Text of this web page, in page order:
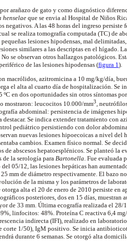
arañazo de gato y como diagnóstico
henselae que se envia al Hospital de Niños
negativos. A las 48 horas del ingreso persiste
se realiza tomografía computada (TC) de
lesiones hipodensas , mal
similares a las descriptas en el hígado.
se observan otros hallazgos patológicos.
de las lesioneshipodensas (figura 1 ).
macrólidos azitromicina a 10 mg/kg/día,
el alta al cuarto día de hospitalización. Se
ºC en dos oportunidades sin otros síntomas
mostraron: leucocitos 10.000/mm3,
abdominal: persistencia de imágenes
destacar. Se indica extender tratamiento con
pediátrico persistiendo con dolor
nuevas lesiones hipoecoicas a nivel del
cambios. Examen físico normal. Se
de abscesos hepatoesplénicos. Se planteó la
de la serología para Bartonella. Fue evaluada
05/12, las lesiones hepáticas han
mm de diámetro respectivamente. El bazo
de la misma y los parámetros de
otorga alta el 20 de enero de 2010 persiste en
posteriores, dos en 15 días,
de 33 mm. Última ecografía realizada el 28/
linfocitos: 48%. Proteína C reactiva 6,4
indirecta (IFI), realizado en
corte 1/50), IgM positivo. Se inicia
durante 6 semanas. Se otorgó alta